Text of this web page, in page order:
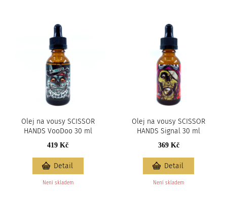
Olej na vousy SCISSOR
HANDS VooDoo 30 ml
419 Kč
Není skladem
Detail
Olej na vousy SCISSOR
HANDS Signal 30 ml
369 Kč
Není skladem
Detail